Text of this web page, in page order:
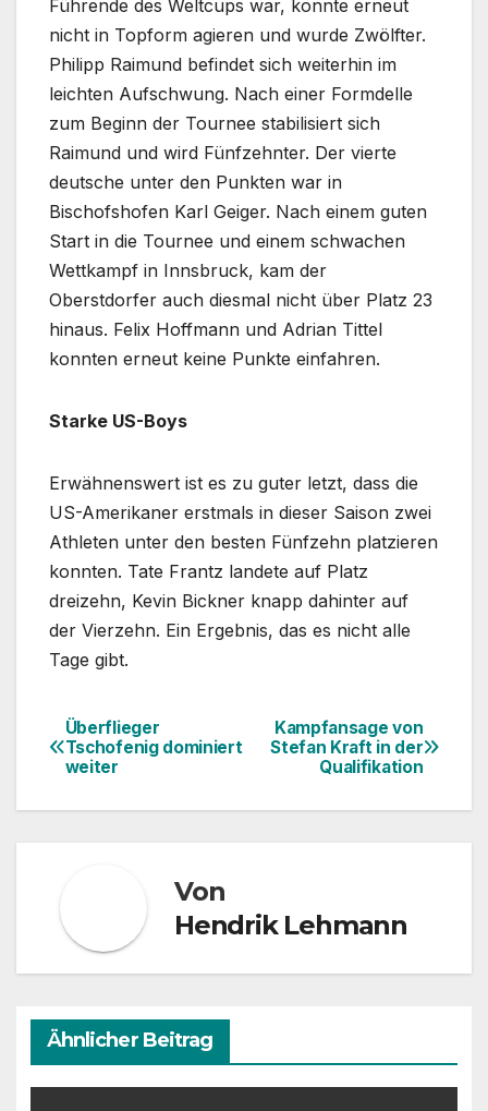
Führende des Weltcups war, konnte erneut
nicht in Topform agieren und wurde Zwölfter.
Philipp Raimund befindet sich weiterhin im
leichten Aufschwung. Nach einer Formdelle
zum Beginn der Tournee stabilisiert sich
Raimund und wird Fünfzehnter. Der vierte
deutsche unter den Punkten war in
Bischofshofen Karl Geiger. Nach einem guten
Start in die Tournee und einem schwachen
Wettkampf in Innsbruck, kam der
Oberstdorfer auch diesmal nicht über Platz 23
hinaus. Felix Hoffmann und Adrian Tittel
konnten erneut keine Punkte einfahren.
Starke US-Boys
Erwähnenswert ist es zu guter letzt, dass die
US-Amerikaner erstmals in dieser Saison zwei
Athleten unter den besten Fünfzehn platzieren
konnten. Tate Frantz landete auf Platz
dreizehn, Kevin Bickner knapp dahinter auf
der Vierzehn. Ein Ergebnis, das es nicht alle
Tage gibt.
Beitragsnavigation
Kampfansage von
Stefan Kraft in der
Qualifikation
Überflieger
Tschofenig dominiert
weiter
Von
Hendrik Lehmann
Ähnlicher Beitrag